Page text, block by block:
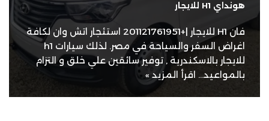
هونداي H1 للايجار
فان H1 للايجار |+201121761951 استئجار اتش وان لكافة
اغراض السفر والسياحة في مصر. لذلك سيارات h1
للايجار بالاسكندرية , توفير سائقين علي خلق و التزام
بالمواعيد… اقرأ المزيد »